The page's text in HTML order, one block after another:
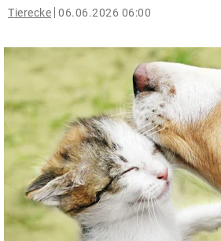
© Krone Multimedia GmbH & Co KG 2026
Muthgasse 2, 1190 Wien
Tierecke 06.06.2026 06:00